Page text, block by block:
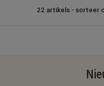
22 artikels - sorteer